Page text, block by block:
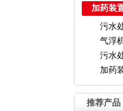
加药装
污水
气浮
污水
加药
推荐产品